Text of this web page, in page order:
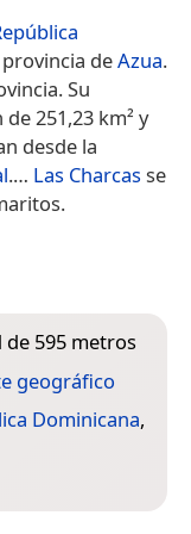
deAzua.​
Su
251,23 km² y
desde la
.​… Las Charcasse
595 metros
geográfico
Dominicana,